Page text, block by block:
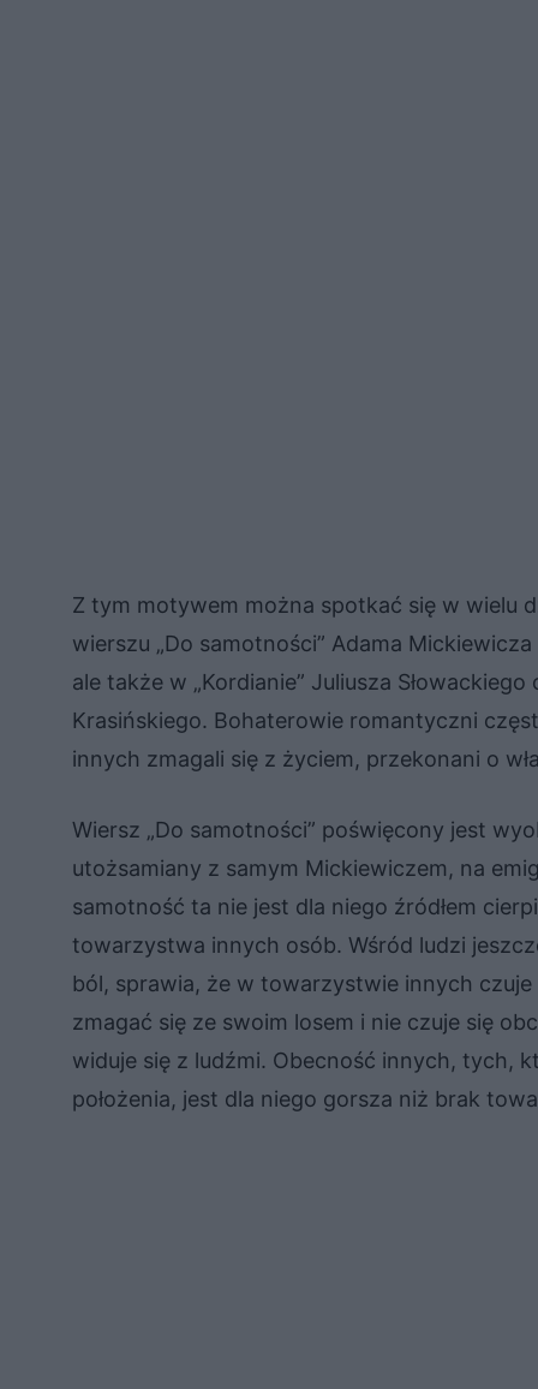
Z tym motywem można spotkać się w wielu
wierszu „Do samotności” Adama
ale także w „Kordianie” Juliusza
Krasińskiego. Bohaterowie romantyczni
innych zmagali się z życiem, przekonani o
Wiersz „Do samotności” poświęcony jest
utożsamiany z samym Mickiewiczem, na
samotność ta nie jest dla niego źródłem
towarzystwa innych osób. Wśród ludzi
ból, sprawia, że w towarzystwie innych
zmagać się ze swoim losem i nie czuje się
widuje się z ludźmi. Obecność innych, tych,
położenia, jest dla niego gorsza niż brak